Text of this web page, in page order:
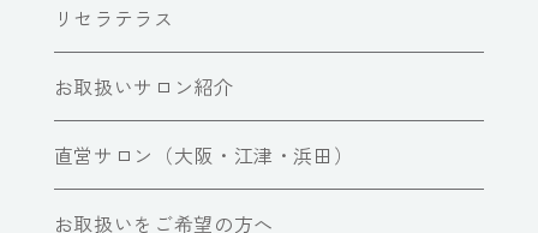
リセラテラス
お取扱いサロン紹介
直営サロン（大阪・江津・浜田）
お取扱いをご希望の方へ